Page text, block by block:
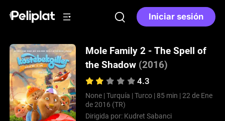
Iniciar sesión
Mole Family 2 - The Spell of
the Shadow (2016)
4.3
None | Turquía | Turco | 85 min | 22 de Ene
de 2016 (TR)
Dirigida por: Kudret Sabanci